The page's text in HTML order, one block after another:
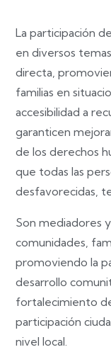
La participación
en diversos
directa,
familias en
accesibilidad a
garanticen
de los derechos
que todas las
desfavorecidas,
Son mediadores
comunidades,
promoviendo la
desarrollo
fortalecimiento
participación
nivel local.